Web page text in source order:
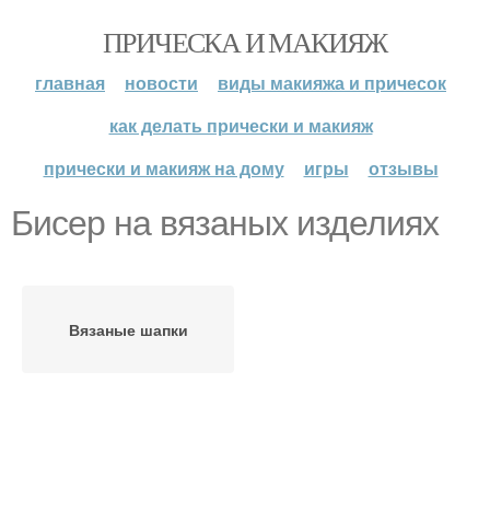
ПРИЧЕСКА И МАКИЯЖ
главная новости
виды макияжа и причесок
как делать прически и макияж
прически и макияж на дому
игры отзывы
Бисер на вязаных изделиях
Вязаные шапки